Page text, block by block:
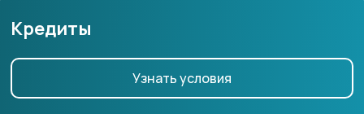
Кредиты
Узнать условия